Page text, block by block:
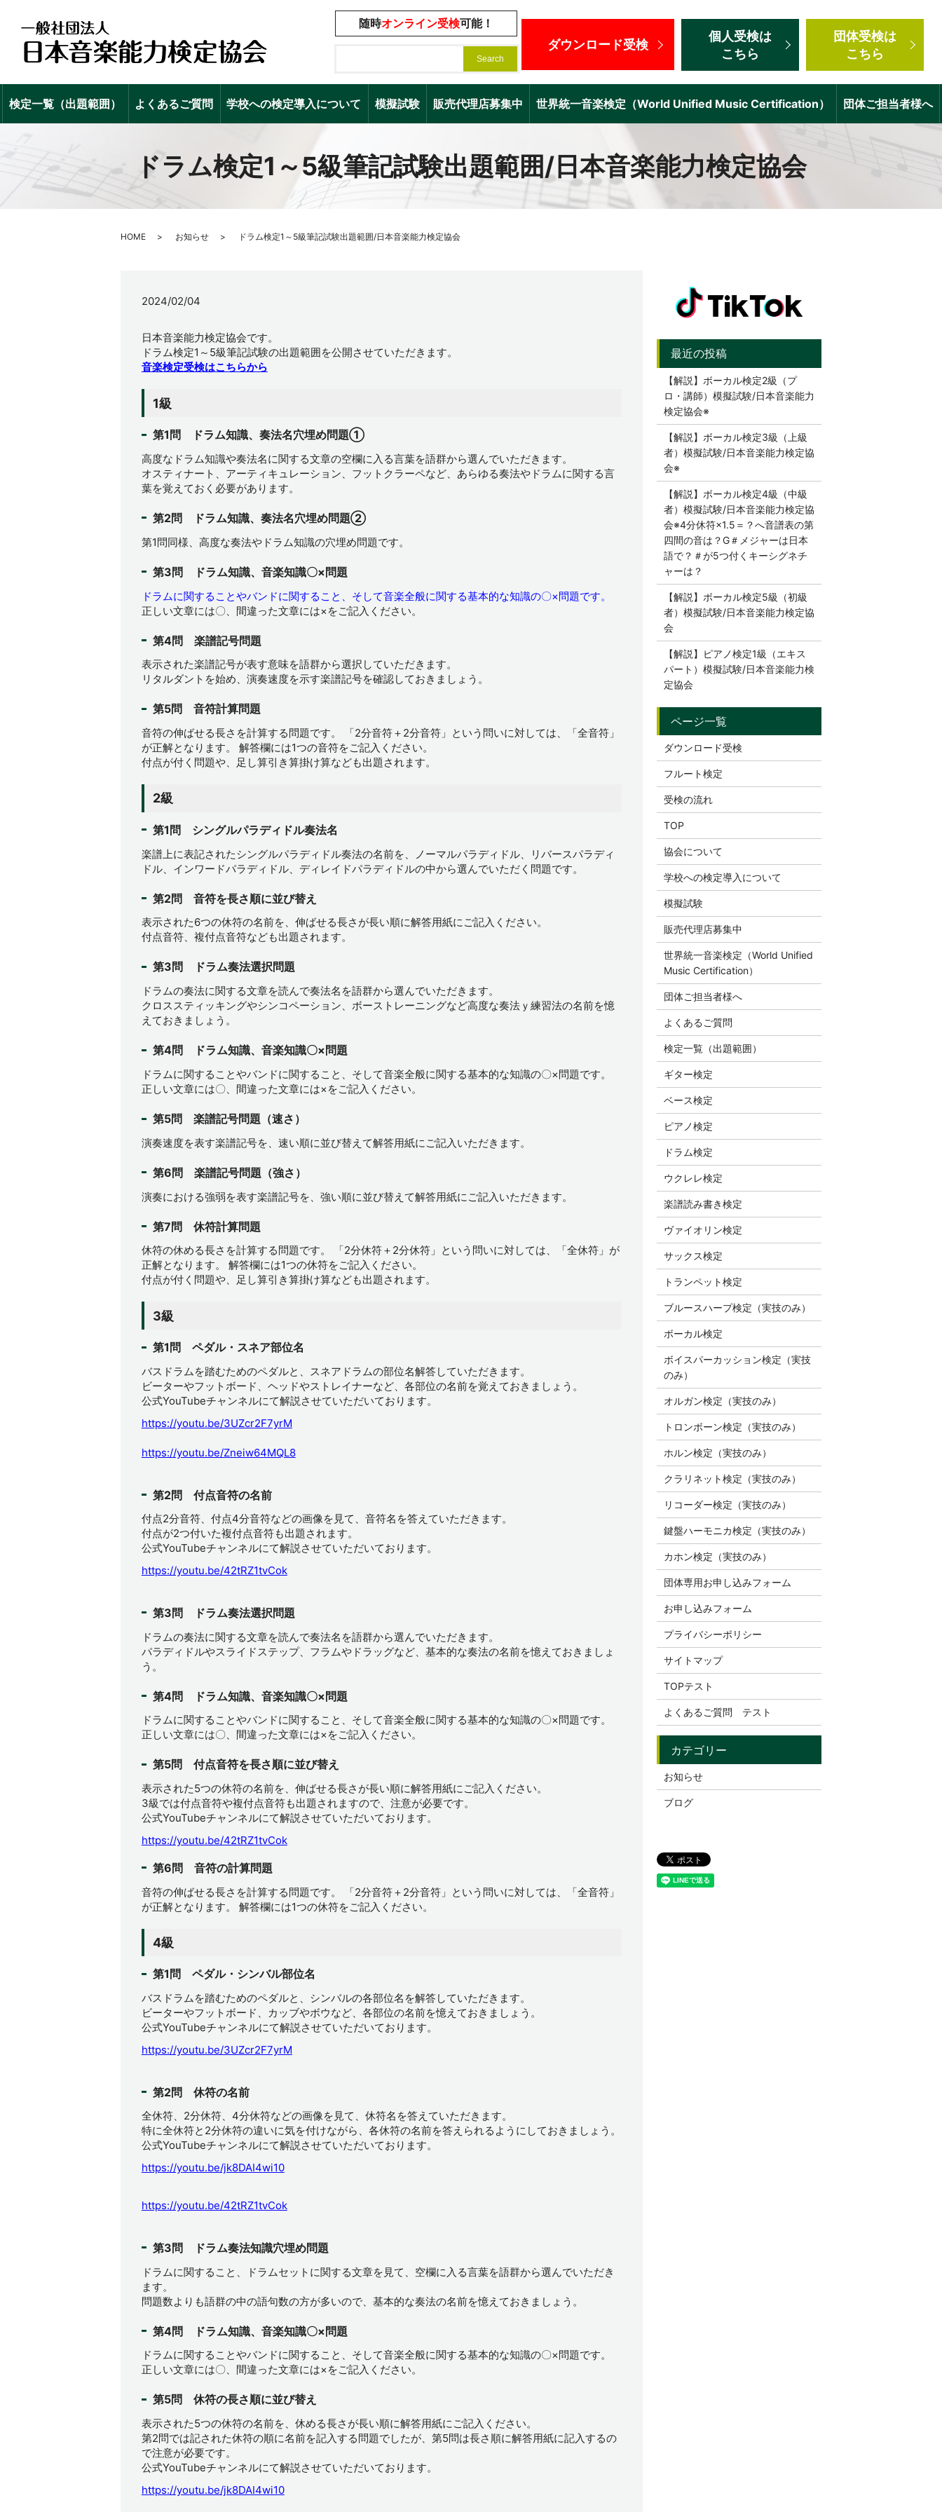
随時オンライン受検可能！
ダウンロード受検
個人受検は
こちら
団体受検は
こちら
検定一覧（出題範囲） よくあるご質問 学校への検定導入について 模擬試験 販売代理店募集中 世界統一音楽検定（World Unified Music Certification） 団体ご担当者様へ
ドラム検定1～5級筆記試験出題範囲/日本音楽能力検定協会
HOME お知らせ ドラム検定1～5級筆記試験出題範囲/日本音楽能力検定協会
2024/02/04
日本音楽能力検定協会です。
ドラム検定1～5級筆記試験の出題範囲を公開させていただきます。
音楽検定受検はこちらから
1級
第1問 ドラム知識、奏法名穴埋め問題①
高度なドラム知識や奏法名に関する文章の空欄に入る言葉を語群から選んでいただきます。
オスティナート、アーティキュレーション、フットクラーペなど、あらゆる奏法やドラムに関する言
葉を覚えておく必要があります。
第2問 ドラム知識、奏法名穴埋め問題②
第1問同様、高度な奏法やドラム知識の穴埋め問題です。
第3問 ドラム知識、音楽知識〇×問題
ドラムに関することやバンドに関すること、そして音楽全般に関する基本的な知識の〇×問題です。
正しい文章には〇、間違った文章には×をご記入ください。
第4問 楽譜記号問題
表示された楽譜記号が表す意味を語群から選択していただきます。
リタルダントを始め、演奏速度を示す楽譜記号を確認しておきましょう。
第5問 音符計算問題
音符の伸ばせる長さを計算する問題です。 「2分音符＋2分音符」という問いに対しては、「全音符」
が正解となります。 解答欄には1つの音符をご記入ください。
付点が付く問題や、足し算引き算掛け算なども出題されます。
2級
第1問 シングルパラディドル奏法名
楽譜上に表記されたシングルパラディドル奏法の名前を、ノーマルパラディドル、リバースパラディ
ドル、インワードパラディドル、ディレイドパラディドルの中から選んでいただく問題です。
第2問 音符を長さ順に並び替え
表示された6つの休符の名前を、伸ばせる長さが長い順に解答用紙にご記入ください。
付点音符、複付点音符なども出題されます。
第3問 ドラム奏法選択問題
ドラムの奏法に関する文章を読んで奏法名を語群から選んでいただきます。
クロススティッキングやシンコペーション、ボーストレーニングなど高度な奏法ｙ練習法の名前を憶
えておきましょう。
第4問 ドラム知識、音楽知識〇×問題
ドラムに関することやバンドに関すること、そして音楽全般に関する基本的な知識の〇×問題です。
正しい文章には〇、間違った文章には×をご記入ください。
第5問 楽譜記号問題（速さ）
演奏速度を表す楽譜記号を、速い順に並び替えて解答用紙にご記入いただきます。
第6問 楽譜記号問題（強さ）
演奏における強弱を表す楽譜記号を、強い順に並び替えて解答用紙にご記入いただきます。
第7問 休符計算問題
休符の休める長さを計算する問題です。 「2分休符＋2分休符」という問いに対しては、「全休符」が
正解となります。 解答欄には1つの休符をご記入ください。
付点が付く問題や、足し算引き算掛け算なども出題されます。
3級
第1問 ペダル・スネア部位名
バスドラムを踏むためのペダルと、スネアドラムの部位名解答していただきます。
ビーターやフットボード、ヘッドやストレイナーなど、各部位の名前を覚えておきましょう。
公式YouTubeチャンネルにて解説させていただいております。
https://youtu.be/3UZcr2F7yrM
https://youtu.be/Zneiw64MQL8
第2問 付点音符の名前
付点2分音符、付点4分音符などの画像を見て、音符名を答えていただきます。
付点が2つ付いた複付点音符も出題されます。
公式YouTubeチャンネルにて解説させていただいております。
https://youtu.be/42tRZ1tvCok
第3問 ドラム奏法選択問題
ドラムの奏法に関する文章を読んで奏法名を語群から選んでいただきます。
パラディドルやスライドステップ、フラムやドラッグなど、基本的な奏法の名前を憶えておきましょ
う。
第4問 ドラム知識、音楽知識〇×問題
ドラムに関することやバンドに関すること、そして音楽全般に関する基本的な知識の〇×問題です。
正しい文章には〇、間違った文章には×をご記入ください。
第5問 付点音符を長さ順に並び替え
表示された5つの休符の名前を、伸ばせる長さが長い順に解答用紙にご記入ください。
3級では付点音符や複付点音符も出題されますので、注意が必要です。
公式YouTubeチャンネルにて解説させていただいております。
https://youtu.be/42tRZ1tvCok
第6問 音符の計算問題
音符の伸ばせる長さを計算する問題です。 「2分音符＋2分音符」という問いに対しては、「全音符」
が正解となります。 解答欄には1つの休符をご記入ください。
4級
第1問 ペダル・シンバル部位名
バスドラムを踏むためのペダルと、シンバルの各部位名を解答していただきます。
ビーターやフットボード、カッブやボウなど、各部位の名前を憶えておきましょう。
公式YouTubeチャンネルにて解説させていただいております。
https://youtu.be/3UZcr2F7yrM
第2問 休符の名前
全休符、2分休符、4分休符などの画像を見て、休符名を答えていただきます。
特に全休符と2分休符の違いに気を付けながら、各休符の名前を答えられるようにしておきましょう。
公式YouTubeチャンネルにて解説させていただいております。
https://youtu.be/jk8DAI4wi10
https://youtu.be/42tRZ1tvCok
第3問 ドラム奏法知識穴埋め問題
ドラムに関すること、ドラムセットに関する文章を見て、空欄に入る言葉を語群から選んでいただき
ます。
問題数よりも語群の中の語句数の方が多いので、基本的な奏法の名前を憶えておきましょう。
第4問 ドラム知識、音楽知識〇×問題
ドラムに関することやバンドに関すること、そして音楽全般に関する基本的な知識の〇×問題です。
正しい文章には〇、間違った文章には×をご記入ください。
第5問 休符の長さ順に並び替え
表示された5つの休符の名前を、休める長さが長い順に解答用紙にご記入ください。
第2問では記された休符の順に名前を記入する問題でしたが、第5問は長さ順に解答用紙に記入するの
で注意が必要です。
公式YouTubeチャンネルにて解説させていただいております。
https://youtu.be/jk8DAI4wi10
【解説】ボーカル検定2級（プ
ロ・講師）模擬試験/日本音楽能力
検定協会※
【解説】ボーカル検定3級（上級
者）模擬試験/日本音楽能力検定協
会※
【解説】ボーカル検定4級（中級
者）模擬試験/日本音楽能力検定協
会※4分休符×1.5＝？へ音譜表の第
四間の音は？G＃メジャーは日本
語で？＃が5つ付くキーシグネチ
ャーは？
【解説】ボーカル検定5級（初級
者）模擬試験/日本音楽能力検定協
会
【解説】ピアノ検定1級（エキス
パート）模擬試験/日本音楽能力検
定協会
ダウンロード受検
フルート検定
受検の流れ
TOP
協会について
学校への検定導入について
模擬試験
販売代理店募集中
世界統一音楽検定（World Unified
Music Certification）
団体ご担当者様へ
よくあるご質問
検定一覧（出題範囲）
ギター検定
ベース検定
ピアノ検定
ドラム検定
ウクレレ検定
楽譜読み書き検定
ヴァイオリン検定
サックス検定
トランペット検定
ブルースハープ検定（実技のみ）
ボーカル検定
ボイスパーカッション検定（実技
のみ）
オルガン検定（実技のみ）
トロンボーン検定（実技のみ）
ホルン検定（実技のみ）
クラリネット検定（実技のみ）
リコーダー検定（実技のみ）
鍵盤ハーモニカ検定（実技のみ）
カホン検定（実技のみ）
団体専用お申し込みフォーム
お申し込みフォーム
プライバシーポリシー
サイトマップ
TOPテスト
よくあるご質問 テスト
お知らせ
ブログ